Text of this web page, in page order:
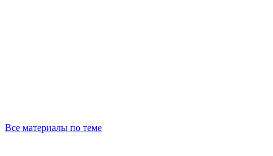
Все материалы по теме